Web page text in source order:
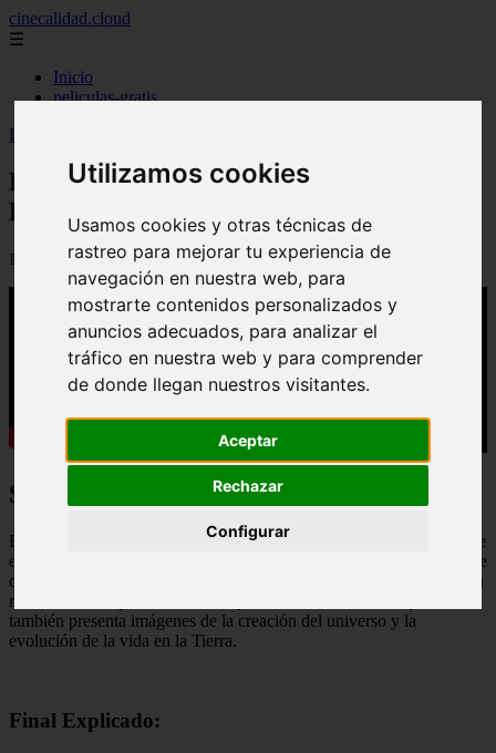
Utilizamos cookies
Usamos cookies y otras técnicas de
rastreo para mejorar tu experiencia de
navegación en nuestra web, para
mostrarte contenidos personalizados y
anuncios adecuados, para analizar el
tráfico en nuestra web y para comprender
de donde llegan nuestros visitantes.
Aceptar
Rechazar
Configurar
cinecalidad.cloud
☰
Inicio
peliculas-gratis
Inicio
El Árbol de la Vida (2026) - Final
Explicado
📅 07/09/2025
Sinopsis:
El Árbol de la Vida es una película dirigida por Terrence Malick que
explora la vida de una familia en Texas en los años 50. La historia se
centra en Jack, el hijo mayor, quien reflexiona sobre su infancia y su
relación con su padre autoritario y su madre amorosa. La película
también presenta imágenes de la creación del universo y la
evolución de la vida en la Tierra.
Final Explicado: